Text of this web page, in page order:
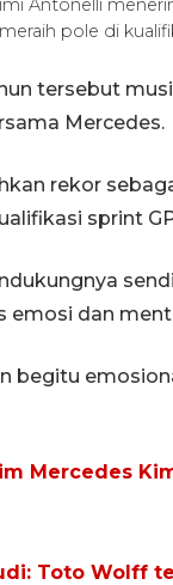
Antonelli
pole di
tersebut
Mercedes.
rekor
sprint
emosi dan
begitu
Mercedes
Toto Wolff